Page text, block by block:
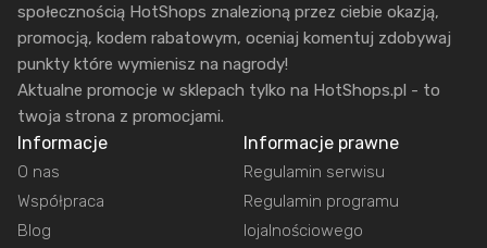
społecznością HotShops znalezioną przez ciebie okazją,
promocją, kodem rabatowym, oceniaj komentuj zdobywaj
punkty które wymienisz na nagrody!
Aktualne promocje w sklepach tylko na HotShops.pl - to
twoja strona z promocjami.
Informacje
O nas
Współpraca
Blog
Informacje prawne
Regulamin serwisu
Regulamin programu
lojalnościowego